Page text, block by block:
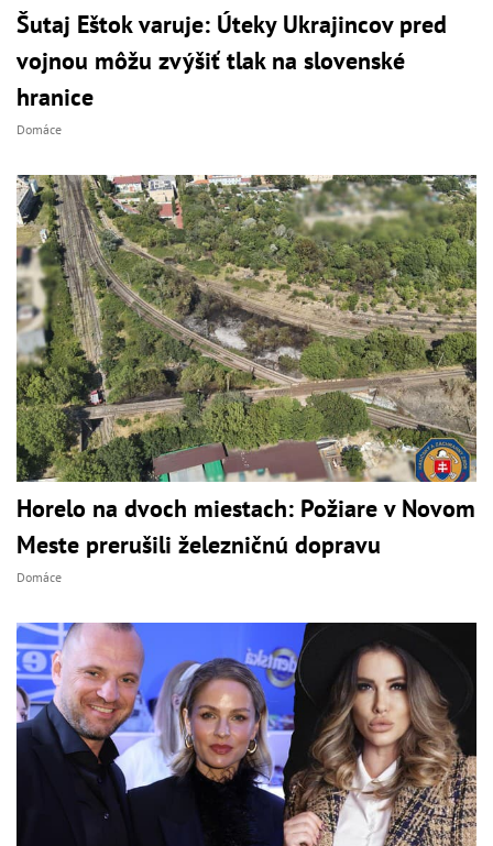
Šutaj Eštok varuje: Úteky Ukrajincov pred
vojnou môžu zvýšiť tlak na slovenské
hranice
Domáce
Horelo na dvoch miestach: Požiare v Novom
Meste prerušili železničnú dopravu
Domáce